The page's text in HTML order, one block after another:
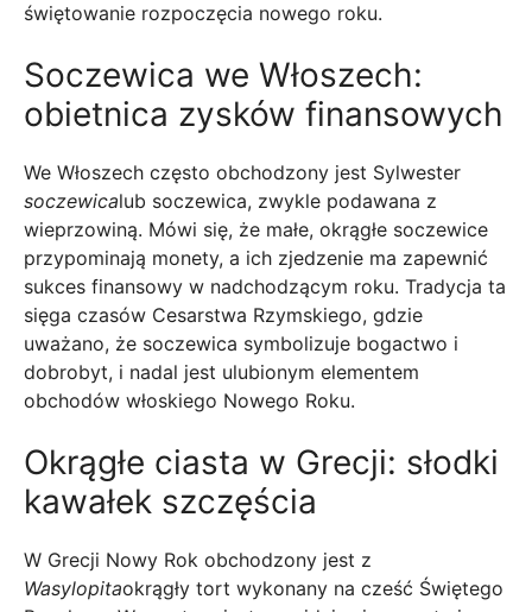
świętowanie rozpoczęcia nowego roku.
Soczewica we Włoszech:
obietnica zysków finansowych
We Włoszech często obchodzony jest Sylwester
soczewicalub soczewica, zwykle podawana z
wieprzowiną. Mówi się, że małe, okrągłe soczewice
przypominają monety, a ich zjedzenie ma zapewnić
sukces finansowy w nadchodzącym roku. Tradycja ta
sięga czasów Cesarstwa Rzymskiego, gdzie
uważano, że soczewica symbolizuje bogactwo i
dobrobyt, i nadal jest ulubionym elementem
obchodów włoskiego Nowego Roku.
Okrągłe ciasta w Grecji: słodki
kawałek szczęścia
W Grecji Nowy Rok obchodzony jest z
Wasylopitaokrągły tort wykonany na cześć Świętego